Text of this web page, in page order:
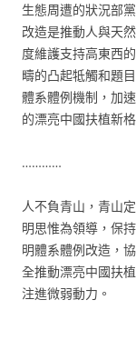
生態周遭的狀況部
改造是推動人與天
度維護支持高東西
疇的凸起牴觸和題
體系體例機制，加
的漂亮中國扶植新格
…………
人不負青山，青山
明思惟為領導，保
明體系體例改造，
全推動漂亮中國扶
注進微弱動力。